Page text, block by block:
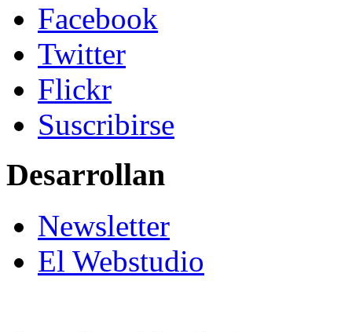
Facebook
Twitter
Flickr
Suscribirse
Desarrollan
Newsletter
El Webstudio